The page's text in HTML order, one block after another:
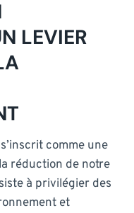
LEVIER
comme une
réduction de notre
à privilégier des
et